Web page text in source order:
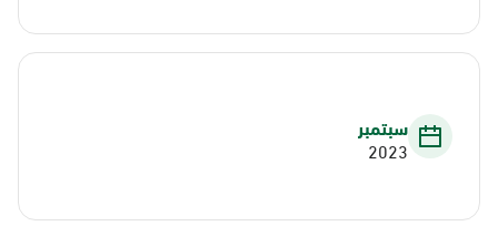
سبتمبر
2023